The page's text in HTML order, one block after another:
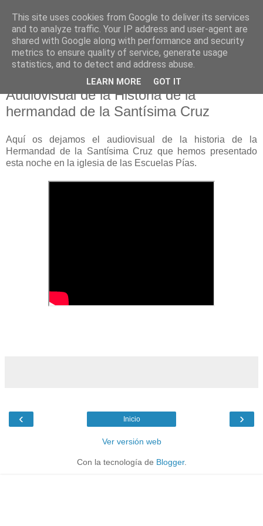
Hermandad de la
Santísima Cruz
Audiovisual de la Historia de la
hermandad de la Santísima Cruz
Aquí os dejamos el audiovisual de la historia de la
Hermandad de la Santísima Cruz que hemos presentado
esta noche en la iglesia de las Escuelas Pías.
‹ ›
Inicio
Ver versión web
Con la tecnología de Blogger.
This site uses cookies from Google to deliver its services
and to analyze traffic. Your IP address and user-agent are
shared with Google along with performance and security
metrics to ensure quality of service, generate usage
statistics, and to detect and address abuse.
LEARN MORE GOT IT